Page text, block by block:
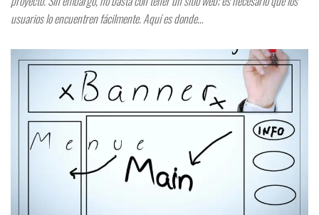
usuarios lo encuentren fácilmente. Aquí es donde…